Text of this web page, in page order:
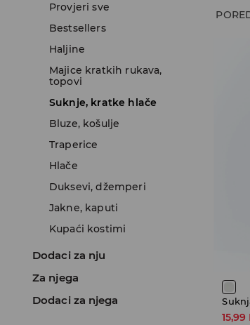
Provjeri sve
Bestsellers
Haljine
Majice kratkih rukava,
topovi
Suknje, kratke hlače
Bluze, košulje
Traperice
Hlače
Duksevi, džemperi
Jakne, kaputi
Kupaći kostimi
Dodaci za nju
Za njega
Dodaci za njega
15,99